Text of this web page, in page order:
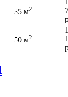
35 м2
50 м2